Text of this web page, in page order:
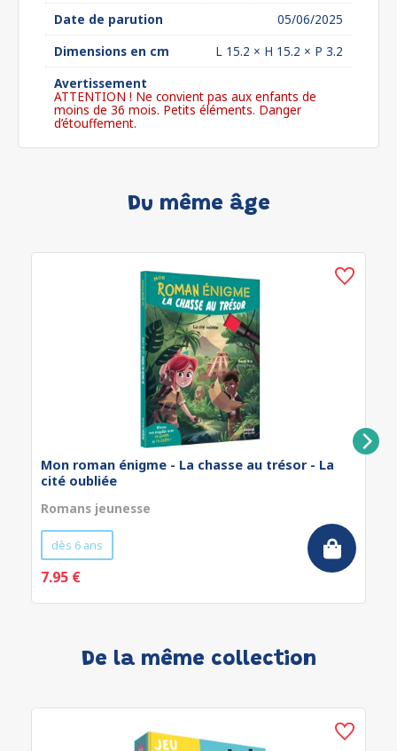
Date de parution
05/06/2025
Dimensions en cm
L 15.2 × H 15.2 × P 3.2
Avertissement
ATTENTION ! Ne convient pas aux enfants de
moins de 36 mois. Petits éléments. Danger
d’étouffement.
Du même âge
Mon roman énigme - La chasse au trésor - La
cité oubliée
Romans jeunesse
dès 6 ans
7.95 €
De la même collection